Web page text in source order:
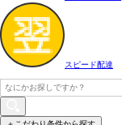
スピード配達